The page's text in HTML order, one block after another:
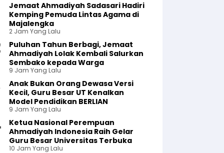
Jemaat Ahmadiyah Sadasari Hadiri
Kemping Pemuda Lintas Agama di
Majalengka
2 Jam Yang Lalu
Puluhan Tahun Berbagi, Jemaat
Ahmadiyah Lolak Kembali Salurkan
Sembako kepada Warga
9 Jam Yang Lalu
Anak Bukan Orang Dewasa Versi
Kecil, Guru Besar UT Kenalkan
Model Pendidikan BERLIAN
9 Jam Yang Lalu
Ketua Nasional Perempuan
Ahmadiyah Indonesia Raih Gelar
Guru Besar Universitas Terbuka
10 Jam Yang Lalu